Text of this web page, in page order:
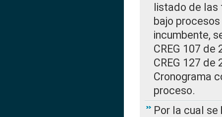
listado de las
bajo
incumbente,
CREG 107
CREG 127 de
Cronograma
proceso.
Por la cual se